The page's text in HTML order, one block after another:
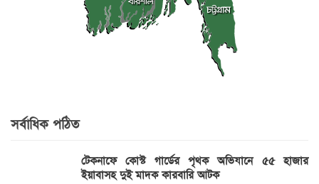
সর্বাধিক পঠিত
টেকনাফে কোস্ট গার্ডের পৃথক অভিযানে ৫৫ হাজার
ইয়াবাসহ দুই মাদক কারবারি আটক